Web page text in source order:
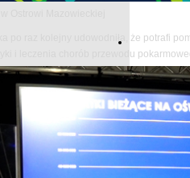
po raz kolejny udowodniła, że potrafi
i leczenia chorób przewodu